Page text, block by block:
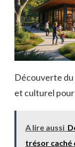
Découverte du
et culturel
A lire aussi
trésor caché